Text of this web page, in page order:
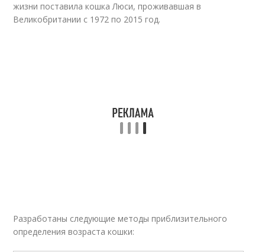
жизни поставила кошка Люси, проживавшая в
Великобритании с 1972 по 2015 год.
Разработаны следующие методы приблизительного
определения возраста кошки: